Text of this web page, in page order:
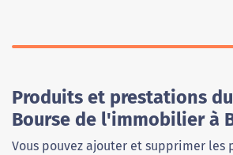
Produits et prestations
Bourse de l'immobilier à
Vous pouvez ajouter et supprimer les